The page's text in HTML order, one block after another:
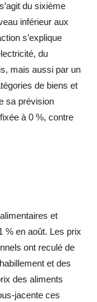
du sixième
inférieur aux
s’explique
du
mais aussi par un
de biens et
sa prévision
à 0 %, contre
et
% en août. Les prix
ont reculé de
et des
des aliments
jacente ces